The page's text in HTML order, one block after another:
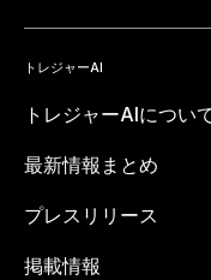
トレジャーAI
トレジャーAIについ
最新情報まとめ
プレスリリース
掲載情報